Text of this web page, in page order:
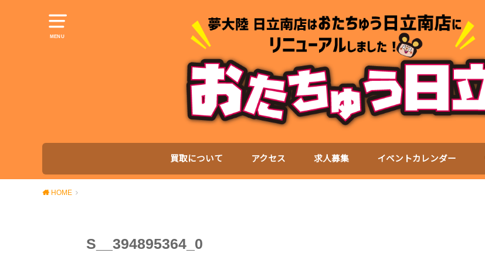
MENU
買取について アクセス 求人募集 イベントカレンダー
HOME
S__394895364_0